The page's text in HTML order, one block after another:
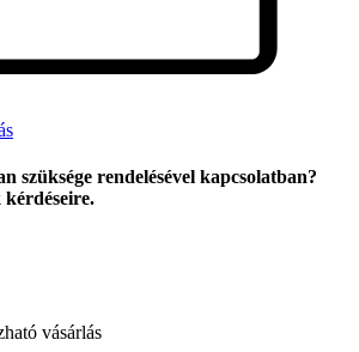
szüksége rendelésével kapcsolatban?
kérdéseire.
vásárlás